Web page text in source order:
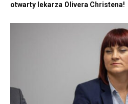
otwarty lekarza Olivera Christena!